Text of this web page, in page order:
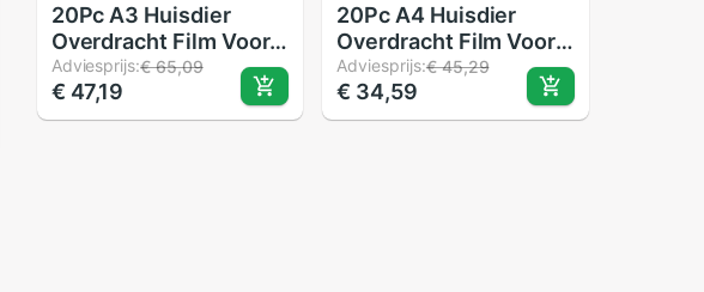
20Pc A3 Huisdier
Overdracht Film Voor
Directe Overdracht
Film Afdrukken Voor
Dtf Inkt Afdrukken
Adviesprijs:€ 65,09
€ 47,19
20Pc A4 Huisdier
Overdracht Film Voor
Directe Overdracht
Film Afdrukken Voor
Dtf Inkt Afdrukken
Adviesprijs:€ 45,29
€ 34,59